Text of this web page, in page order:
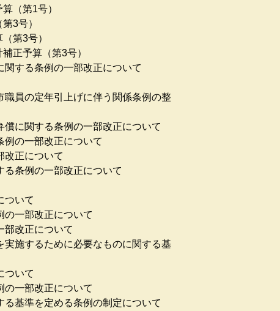
（第1号）
3号）
第3号）
正予算（第3号）
する条例の一部改正について
員の定年引上げに伴う関係条例の整
に関する条例の一部改正について
の一部改正について
正について
条例の一部改正について
ついて
一部改正について
改正について
施するために必要なものに関する基
ついて
一部改正について
基準を定める条例の制定について